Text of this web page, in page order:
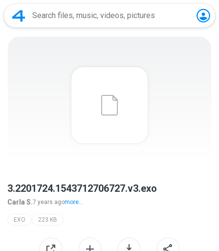
3.2201724.1543712706727.v3.exo
Carla S.7 years agomore...
EXO 223 KB